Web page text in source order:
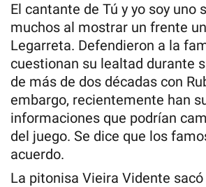
El cantante de Tú y yo soy uno
muchos al mostrar un frente
Legarreta. Defendieron a la
cuestionan su lealtad durante
de más de dos décadas con
embargo, recientemente han
informaciones que podrían
del juego. Se dice que los
acuerdo.
La pitonisa Vieira Vidente